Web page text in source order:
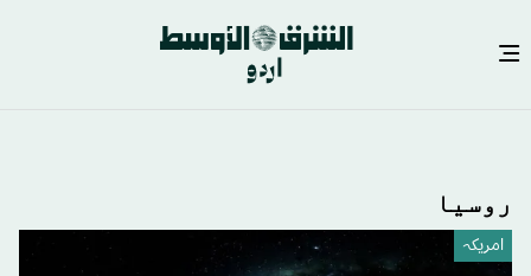
content
روسيا
امريكہ